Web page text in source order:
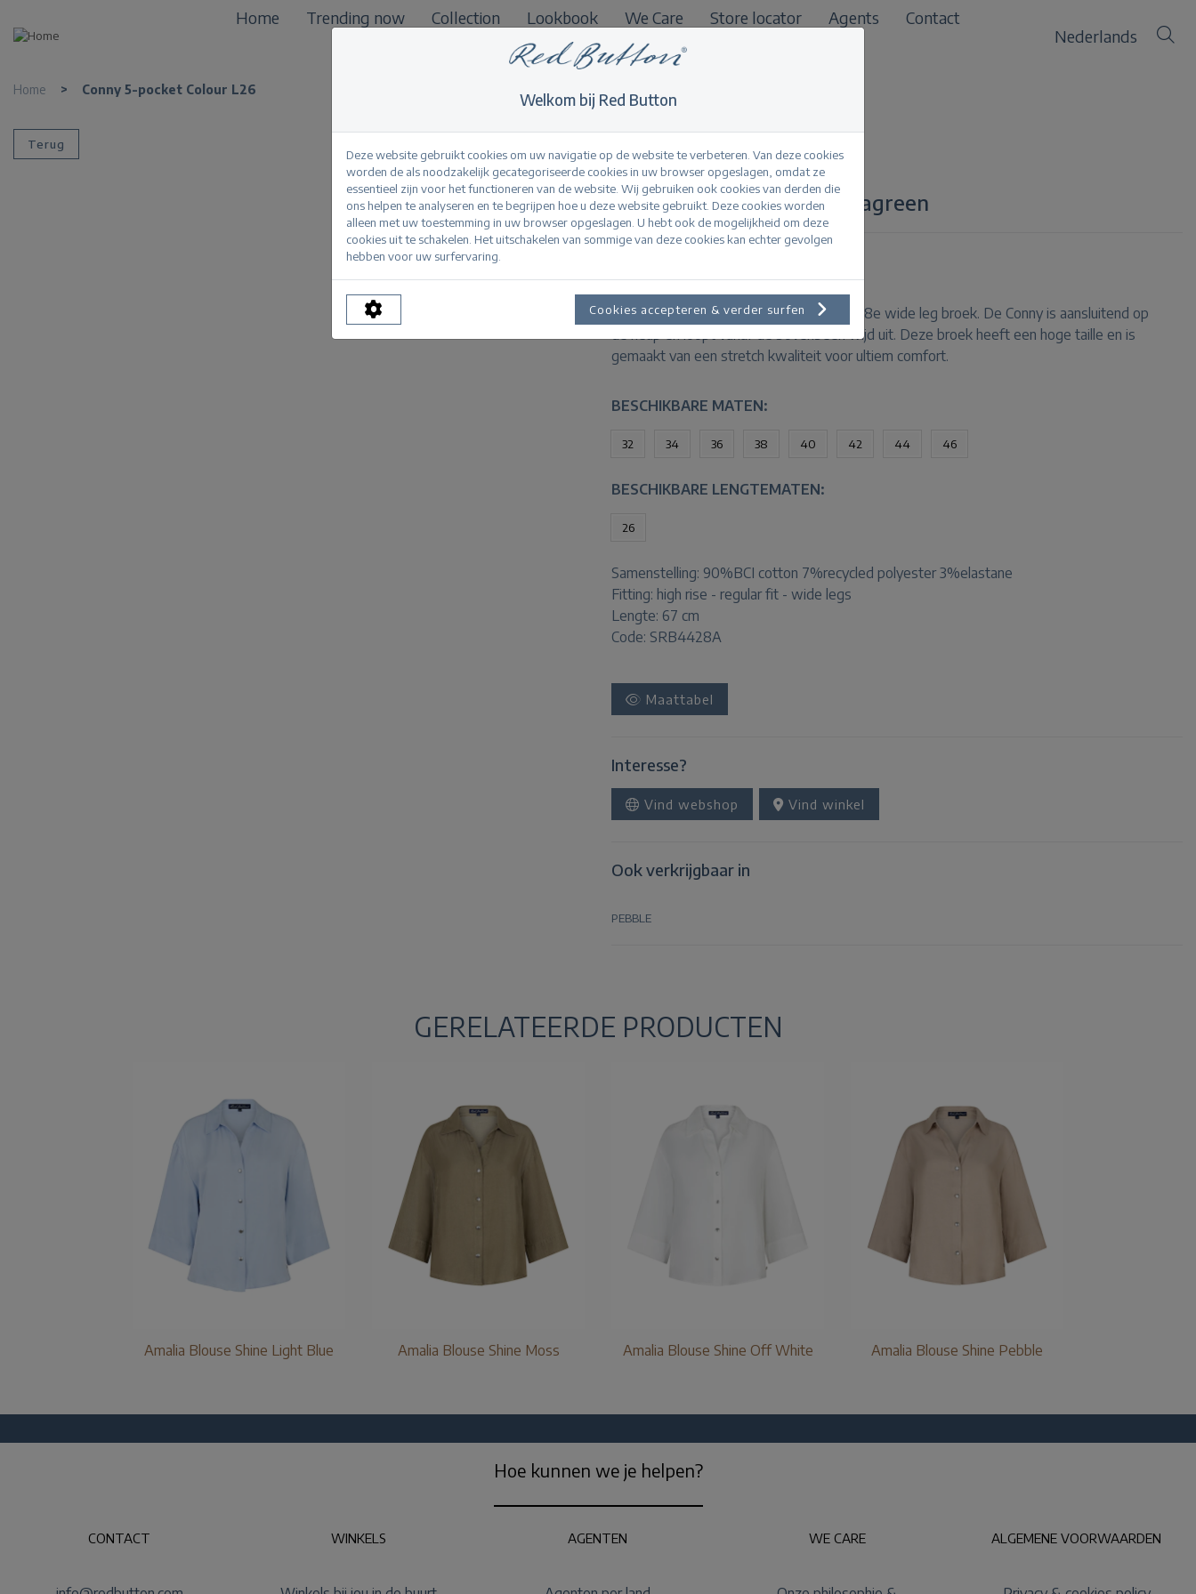
Home Trending now Collection Lookbook We Care Store locator Agents
Contact
B2B
Nederlands
Home > Conny 5-pocket Colour L26
Terug
Conny 5-pocket Colour teagreen
De Conny 5-pocket Colour is een witte 7/8e wide leg broek. De Conny is aansluitend op
de heup en loopt vanaf de bovenbeen wijd uit. Deze broek heeft een hoge taille en is
gemaakt van een stretch kwaliteit voor ultiem comfort.
BESCHIKBARE MATEN:
32 34 36 38 40 42 44 46
BESCHIKBARE LENGTEMATEN:
26
Samenstelling: 90%BCI cotton 7%recycled polyester 3%elastane
Fitting: high rise - regular fit - wide legs
Lengte: 67 cm
Code: SRB4428A
Maattabel
Interesse?
Vind webshop Vind winkel
Ook verkrijgbaar in
PEBBLE
GERELATEERDE PRODUCTEN
Amalia Blouse Shine Light Blue Amalia Blouse Shine Moss Amalia Blouse Shine Off White Amalia Blouse Shine Pebble
Welkom bij Red Button
Deze website gebruikt cookies om uw navigatie op de website te verbeteren. Van deze cookies
worden de als noodzakelijk gecategoriseerde cookies in uw browser opgeslagen, omdat ze
essentieel zijn voor het functioneren van de website. Wij gebruiken ook cookies van derden die
ons helpen te analyseren en te begrijpen hoe u deze website gebruikt. Deze cookies worden
alleen met uw toestemming in uw browser opgeslagen. U hebt ook de mogelijkheid om deze
cookies uit te schakelen. Het uitschakelen van sommige van deze cookies kan echter gevolgen
hebben voor uw surfervaring.
Cookies accepteren & verder surfen
Hoe kunnen we je helpen?
CONTACT WINKELS AGENTEN WE CARE ALGEMENE VOORWAARDEN